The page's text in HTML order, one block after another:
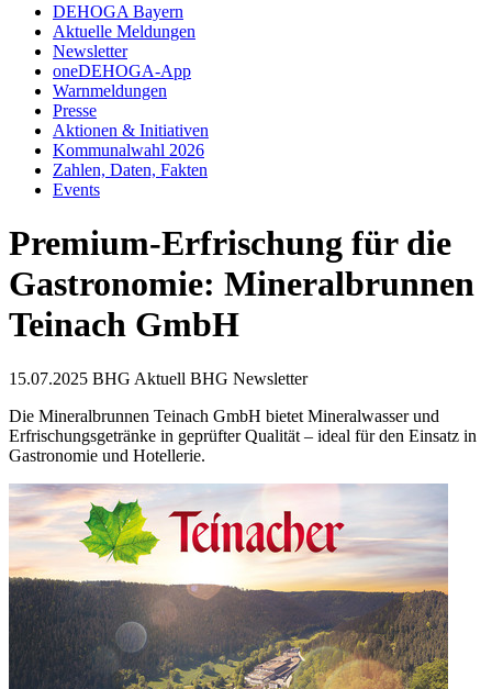
DEHOGA Bayern
Aktuelle Meldungen
Newsletter
oneDEHOGA-App
Warnmeldungen
Presse
Aktionen & Initiativen
Kommunalwahl 2026
Zahlen, Daten, Fakten
Events
Premium-Erfrischung für die
Gastronomie: Mineralbrunnen
Teinach GmbH
15.07.2025 BHG Aktuell BHG Newsletter
Die Mineralbrunnen Teinach GmbH bietet Mineralwasser und
Erfrischungsgetränke in geprüfter Qualität – ideal für den Einsatz in
Gastronomie und Hotellerie.